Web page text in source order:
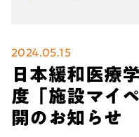
2024.05.15
日本緩和医療
度「施設マイ
開のお知らせ